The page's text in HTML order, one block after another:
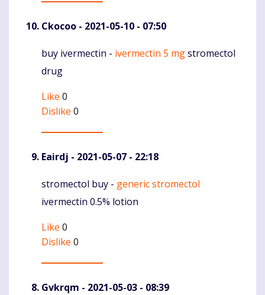
Ckocoo - 2021-05-10 - 07:50
Komentaras
buy ivermectin - ivermectin 5 mgstromectol
drug
Like 0
Dislike 0
Eairdj - 2021-05-07 - 22:18
Komentaras
stromectol buy - generic stromectol
ivermectin 0.5% lotion
Like 0
Dislike 0
Gvkrqm - 2021-05-03 - 08:39